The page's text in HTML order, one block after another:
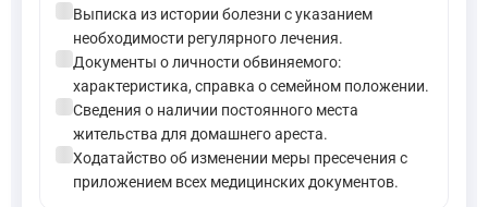
Выписка из истории болезни с указанием
необходимости регулярного лечения.
Документы о личности обвиняемого:
характеристика, справка о семейном положении.
Сведения о наличии постоянного места
жительства для домашнего ареста.
Ходатайство об изменении меры пресечения с
приложением всех медицинских документов.